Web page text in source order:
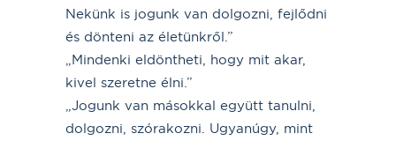
Nekünk is jogunk van dolgozni, fejlődni
és dönteni az életünkről.”
„Mindenki eldöntheti, hogy mit akar,
kivel szeretne élni.”
„Jogunk van másokkal együtt tanulni,
dolgozni, szórakozni. Ugyanúgy, mint